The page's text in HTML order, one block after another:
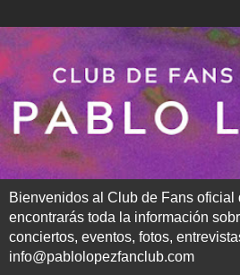
Bienvenidos al Club de Fans oficial
encontrarás toda la información
conciertos, eventos, fotos,
info@pablolopezfanclub.com